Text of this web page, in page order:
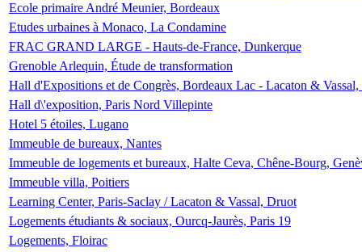
Ecole primaire André Meunier, Bordeaux
Etudes urbaines à Monaco, La Condamine
FRAC GRAND LARGE - Hauts-de-France, Dunkerque
Grenoble Arlequin, Étude de transformation
Hall d'Expositions et de Congrès, Bordeaux Lac - Lacaton &
Hall d\'exposition, Paris Nord Villepinte
Hotel 5 étoiles, Lugano
Immeuble de bureaux, Nantes
Immeuble de logements et bureaux, Halte Ceva, Chêne-Bourg,
Immeuble villa, Poitiers
Learning Center, Paris-Saclay / Lacaton & Vassal, Druot
Logements étudiants & sociaux, Ourcq-Jaurès, Paris 19
Logements, Floirac